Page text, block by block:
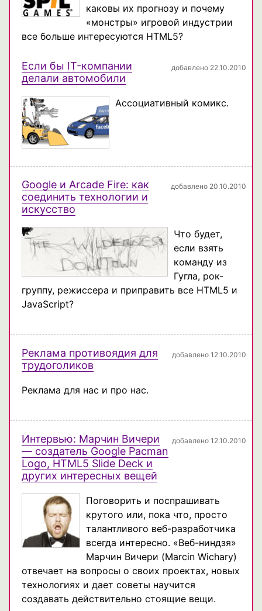
каковы их прогнозу и почему
«монстры» игровой индустрии
все больше интересуются HTML5?
Если бы IT-компании
делали автомобили
добавлено 22.10.2010
Ассоциативный комикс.
Google и Arcade Fire: как
соединить технологии и
искусство
добавлено 20.10.2010
Что будет,
если взять
команду из
Гугла, рок-
группу, режиссера и приправить все HTML5 и
JavaScript?
Реклама противоядия для
трудоголиков
добавлено 12.10.2010
Реклама для нас и про нас.
Интервью: Марчин Вичери
— создатель Google Pacman
Logo, HTML5 Slide Deck и
других интересных вещей
добавлено 12.10.2010
Поговорить и поспрашивать
крутого или, пока что, просто
талантливого веб-разработчика
всегда интересно. «Веб-ниндзя»
Марчин Вичери (Marcin Wichary)
отвечает на вопросы о своих проектах, новых
технологиях и дает советы научится
создавать действительно стоящие вещи.